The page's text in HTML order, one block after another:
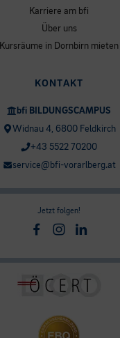
Karriere am bfi
Über uns
Kursräume in Dornbirn mieten
KONTAKT
bfi BILDUNGSCAMPUS
Widnau 4, 6800 Feldkirch
+43 5522 70200
service@bfi-vorarlberg.at
Jetzt folgen!
Facebook
Instagram
Linkedin